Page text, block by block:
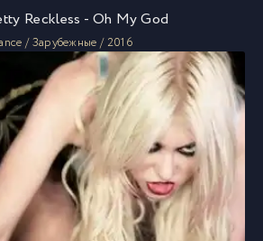
Reckless - Oh My God
/ Зарубежные / 2016